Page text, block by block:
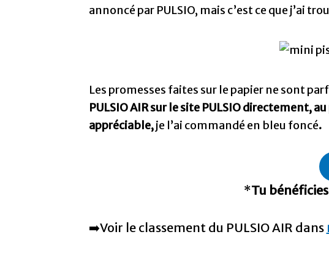
annoncé par PULSIO, mais c’est ce que j’ai
Les promesses faites sur le papier ne sont
PULSIO AIR sur le site PULSIO directement,
appréciable,je l’ai commandé en bleu foncé.
*Tu
➡️Voir le classement du PULSIO AIR dans